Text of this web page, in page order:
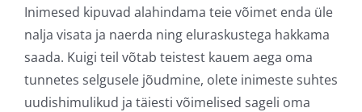
Inimesed kipuvad alahindama teie võimet enda üle
nalja visata ja naerda ning eluraskustega hakkama
saada. Kuigi teil võtab teistest kauem aega oma
tunnetes selgusele jõudmine, olete inimeste suhtes
uudishimulikud ja täiesti võimelised sageli oma